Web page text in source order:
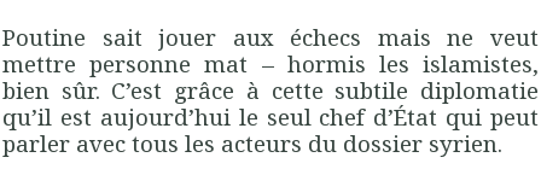
Poutine sait jouer aux échecs mais ne veut
mettre personne mat – hormis les islamistes,
bien sûr. C’est grâce à cette subtile diplomatie
qu’il est aujourd’hui le seul chef d’État qui peut
parler avec tous les acteurs du dossier syrien.